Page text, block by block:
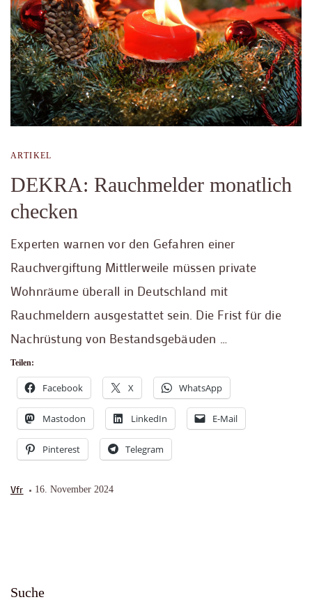
ARTIKEL
DEKRA: Rauchmelder monatlich
checken
Experten warnen vor den Gefahren einer
Rauchvergiftung Mittlerweile müssen private
Wohnräume überall in Deutschland mit
Rauchmeldern ausgestattet sein. Die Frist für die
Nachrüstung von Bestandsgebäuden …
Teilen:
Facebook X WhatsApp
Mastodon LinkedIn E-Mail
Pinterest Telegram
Vfr 16. November 2024
Suche